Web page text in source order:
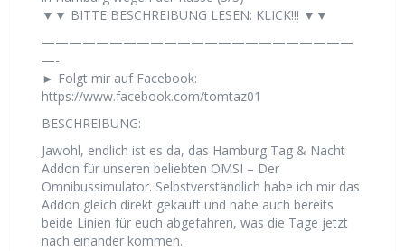
▼▼ BITTE BESCHREIBUNG LESEN: KLICK!!! ▼▼
———————————————————————
—-
► Folgt mir auf Facebook:
https://www.facebook.com/tomtaz01
BESCHREIBUNG:
Jawohl, endlich ist es da, das Hamburg Tag & Nacht
Addon für unseren beliebten OMSI – Der
Omnibussimulator. Selbstverständlich habe ich mir das
Addon gleich direkt gekauft und habe auch bereits
beide Linien für euch abgefahren, was die Tage jetzt
nach einander kommen.